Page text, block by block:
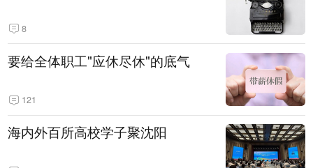
8
要给全体职工"应休尽休"的底气
121
海内外百所高校学子聚沈阳